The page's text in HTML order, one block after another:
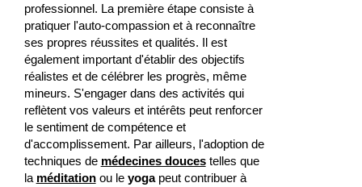
professionnel. La première étape consiste à
pratiquer l'auto-compassion et à reconnaître
ses propres réussites et qualités. Il est
également important d'établir des objectifs
réalistes et de célébrer les progrès, même
mineurs. S'engager dans des activités qui
reflètent vos valeurs et intérêts peut renforcer
le sentiment de compétence et
d'accomplissement. Par ailleurs, l'adoption de
techniques de médecines doucestelles que
la méditationou le yogapeut contribuer à